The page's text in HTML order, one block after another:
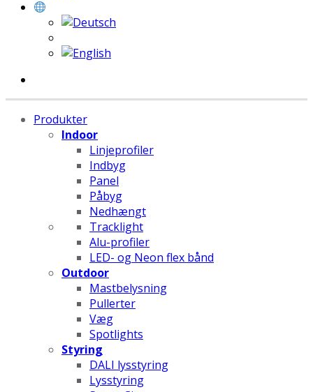
Produkter
Indoor
Linjeprofiler
Indbyg
Panel
Påbyg
Nedhængt
Tracklight
Alu-profiler
LED- og Neon flex bånd
Outdoor
Mastbelysning
Pullerter
Væg
Spotlights
Styring
DALI lysstyring
Lysstyring